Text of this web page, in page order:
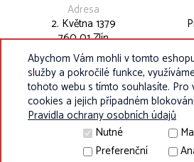
Adresa
2. Května 1379
760 01 Zlín
Abychom Vám mohli v tomto
služby a pokročilé funkce,
tohoto webu s tímto souhlasíte. Pro
cookies a jejich případném
Pravidla ochrany osobních údajů
Nutné
Preferenční